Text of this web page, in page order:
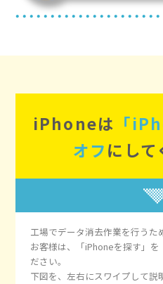
iPhoneは 「
オフにして
工場でデータ消去作業を行うた
お客様は、
「iPhoneを探す」
ださい。
下図を、左右にスワイプして説